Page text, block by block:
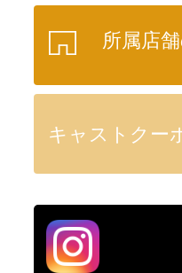
所属店
キャストクー